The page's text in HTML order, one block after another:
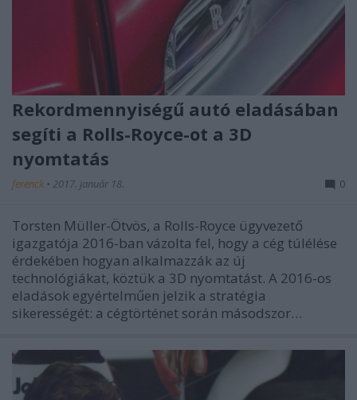
Rekordmennyiségű autó eladásában
segíti a Rolls-Royce-ot a 3D
nyomtatás
ferenck • 2017. január 18. 0
Torsten Müller-Ötvös, a Rolls-Royce ügyvezető
igazgatója 2016-ban vázolta fel, hogy a cég túlélése
érdekében hogyan alkalmazzák az új
technológiákat, köztük a 3D nyomtatást. A 2016-os
eladások egyértelműen jelzik a stratégia
sikerességét: a cégtörténet során másodszor…